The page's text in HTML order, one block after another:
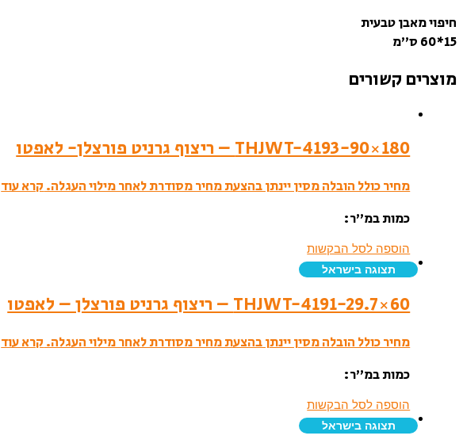
חיפוי מאבן טבעית
15*60 ס”מ
מוצרים קשורים
THJWT-4193-90×180 – ריצוף גרניט פורצלן- לאפטו
מחיר כולל הובלה מסין יינתן בהצעת מחיר מסודרת לאחר מילוי העגלה. קרא עוד
כמות במ”ר:
הוספה לסל הבקשות
תצוגה בישראל
THJWT-4191-29.7×60 – ריצוף גרניט פורצלן – לאפטו
מחיר כולל הובלה מסין יינתן בהצעת מחיר מסודרת לאחר מילוי העגלה.קרא עוד
כמות במ”ר:
הוספה לסל הבקשות
תצוגה בישראל